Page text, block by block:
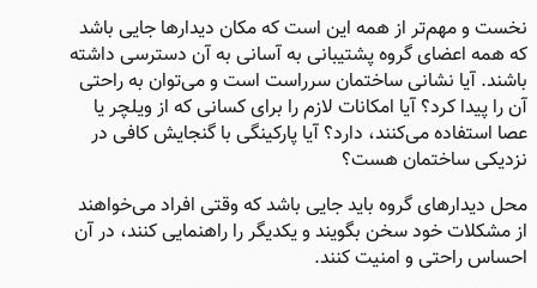
نخست و مهم‌‌تر از همه این است که مکان دیدارها جایی باشد
که همه اعضای گروه پشتیبانی به آسانی به آن دسترسی داشته
باشند. آیا نشانی ساختمان سرراست است و می‌توان به راحتی
آن را پیدا کرد؟ آیا امکانات لازم را برای کسانی که از ویلچر یا
عصا استفاده می‌کنند، دارد؟ آیا پارکینگی با گنجایش کافی در
نزدیکی ساختمان هست؟
محل دیدارهای گروه باید جایی باشد که وقتی افراد می‌خواهند
از مشکلات خود سخن بگویند و یکدیگر را راهنمایی کنند، در آن
احساس راحتی و امنیت کنند.